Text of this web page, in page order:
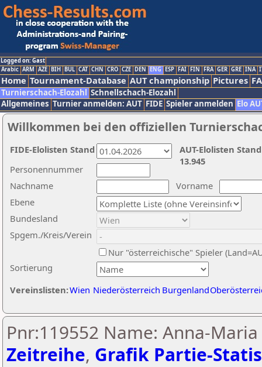
Logged on: Gast
Arabic ARM AZE BIH BUL CAT CHN CRO CZE DEN ENG ESP FAI FIN FRA GER GRE INA
Home Tournament-Database AUT championship Pictures
Turnierschach-Elozahl Schnellschach-Elozahl
Allgemeines Turnier anmelden: AUT FIDE Spieler anmelden Elo
Willkommen bei den offiziellen
Nachname
Vorname
Ebene
Sortierung
Personennummer
Bundesland
Spgem./Kreis/Verein
Nur "österreichische" Spieler
Vereinslisten:Wien Niederösterreich Burgenland
AUT-Elolisten
13.945
FIDE-Elolisten Stand
Pnr:119552 Name: Anna-
Zeitreihe, Grafik Partie-